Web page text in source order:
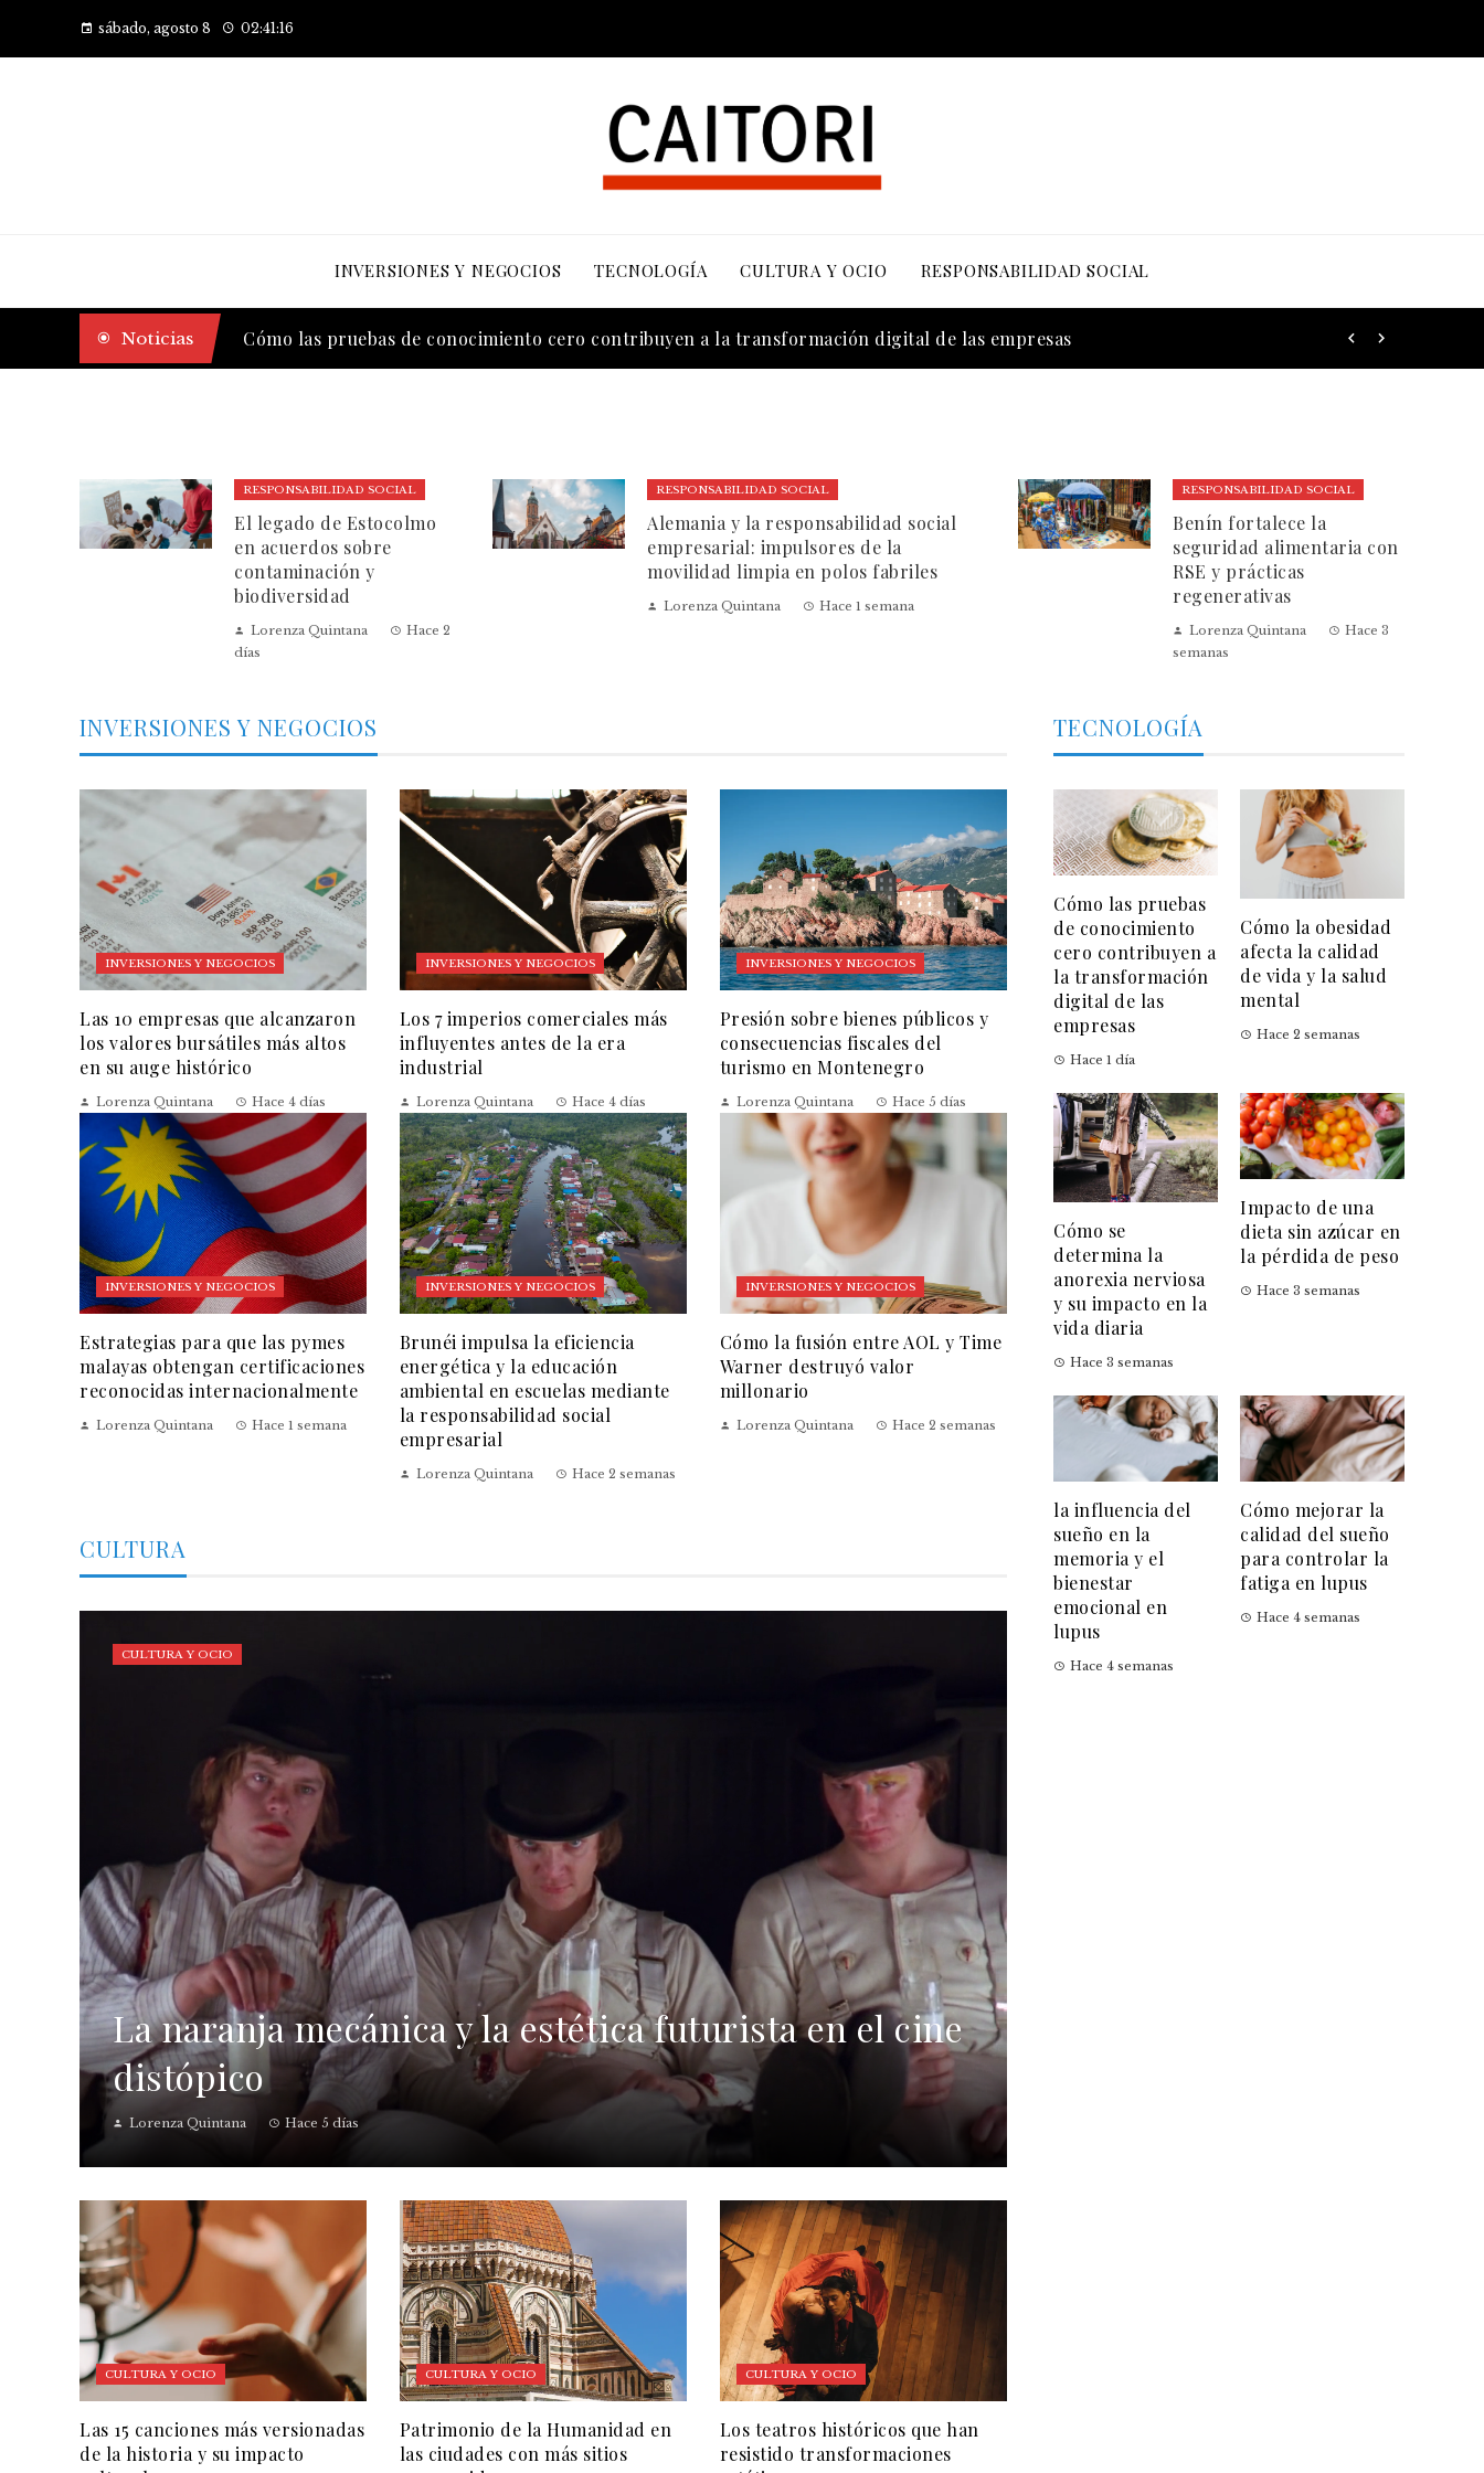
sábado, agosto 8 02:41:17
INVERSIONES Y NEGOCIOS TECNOLOGÍA CULTURA Y OCIO RESPONSABILIDAD SOCIAL
Noticias El legado de Estocolmo en acuerdos sobre contaminación y biodiversidad
RESPONSABILIDAD SOCIAL
El legado de Estocolmo
en acuerdos sobre
contaminación y
biodiversidad
Lorenza Quintana
Hace 2
días
RESPONSABILIDAD SOCIAL
Alemania y la responsabilidad social
empresarial: impulsores de la
movilidad limpia en polos fabriles
Lorenza Quintana Hace 1 semana
RESPONSABILIDAD SOCIAL
Benín fortalece la
seguridad alimentaria con
RSE y prácticas
regenerativas
Lorenza Quintana
Hace 3
semanas
INVERSIONES Y NEGOCIOS
INVERSIONES Y NEGOCIOS
Las 10 empresas que alcanzaron
los valores bursátiles más altos
en su auge histórico
Lorenza Quintana Hace 4 días
INVERSIONES Y NEGOCIOS
Los 7 imperios comerciales más
influyentes antes de la era
industrial
Lorenza Quintana Hace 4 días
INVERSIONES Y NEGOCIOS
Presión sobre bienes públicos y
consecuencias fiscales del
turismo en Montenegro
Lorenza Quintana Hace 5 días
INVERSIONES Y NEGOCIOS
Estrategias para que las pymes
malayas obtengan certificaciones
reconocidas internacionalmente
Lorenza Quintana Hace 1 semana
INVERSIONES Y NEGOCIOS
Brunéi impulsa la eficiencia
energética y la educación
ambiental en escuelas mediante
la responsabilidad social
empresarial
Lorenza Quintana Hace 2 semanas
INVERSIONES Y NEGOCIOS
Cómo la fusión entre AOL y Time
Warner destruyó valor
millonario
Lorenza Quintana Hace 2 semanas
CULTURA
La naranja mecánica y la estética futurista en el cine
distópico
Lorenza Quintana Hace 5 días
CULTURA Y OCIO
CULTURA Y OCIO
Las 15 canciones más versionadas
de la historia y su impacto
CULTURA Y OCIO
Patrimonio de la Humanidad en
las ciudades con más sitios
CULTURA Y OCIO
Los teatros históricos que han
resistido transformaciones
TECNOLOGÍA
Cómo las pruebas
de conocimiento
cero contribuyen a
la transformación
digital de las
empresas
Hace 1 día
Cómo la obesidad
afecta la calidad
de vida y la salud
mental
Hace 2 semanas
Cómo se
determina la
anorexia nerviosa
y su impacto en la
vida diaria
Hace 3 semanas
Impacto de una
dieta sin azúcar en
la pérdida de peso
Hace 3 semanas
la influencia del
sueño en la
memoria y el
bienestar
emocional en
lupus
Hace 4 semanas
Cómo mejorar la
calidad del sueño
para controlar la
fatiga en lupus
Hace 4 semanas